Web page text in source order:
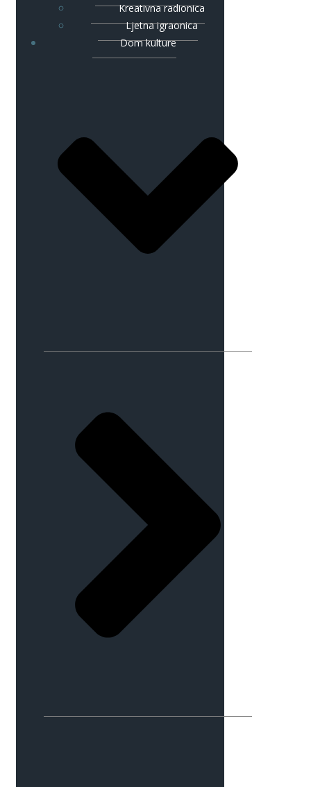
Kreativna radionica
Ljetna igraonica
Dom kulture